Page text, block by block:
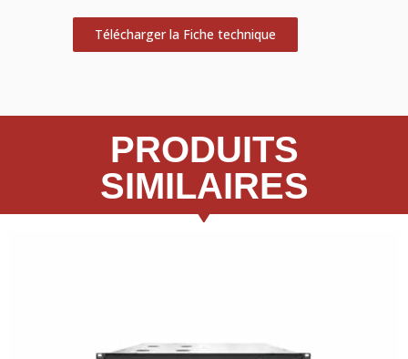
Télécharger la Fiche technique
PRODUITS
SIMILAIRES